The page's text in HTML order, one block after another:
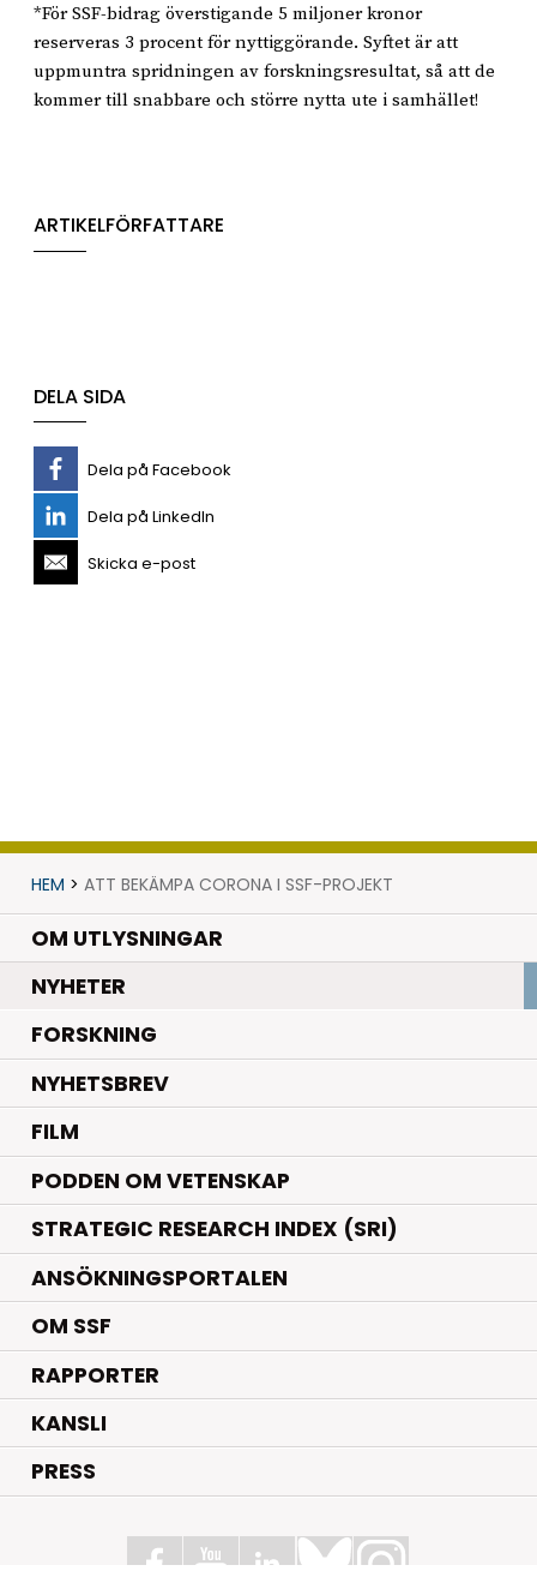
*För SSF-bidrag överstigande 5 miljoner kronor
reserveras 3 procent för nyttiggörande. Syftet är att
uppmuntra spridningen av forskningsresultat, så att de
kommer till snabbare och större nytta ute i samhället!
ARTIKELFÖRFATTARE
DELA SIDA
Dela på Facebook
Dela på LinkedIn
Skicka e-post
HEM > ATT BEKÄMPA CORONA I SSF-PROJEKT
OM UTLYSNINGAR
NYHETER.
FORSKNING.
NYHETSBREV
FILM
PODDEN OM VETENSKAP
STRATEGIC RESEARCH INDEX (SRI)
ANSÖKNINGSPORTALEN
OM SSF
RAPPORTER
KANSLI
PRESS